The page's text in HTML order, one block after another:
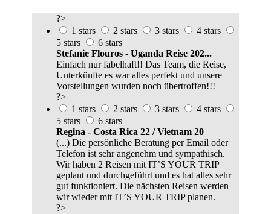
?>
1 stars
2 stars 3 stars
4 stars
5 stars
6 stars
Stefanie Flouros - Uganda Reise 202...
Einfach nur fabelhaft!! Das Team, die Reise,
Unterkünfte es war alles perfekt und unsere
Vorstellungen wurden noch übertroffen!!!
?>
1 stars
2 stars 3 stars
4 stars
5 stars
6 stars
Regina - Costa Rica 22 / Vietnam 20
(...) Die persönliche Beratung per Email oder
Telefon ist sehr angenehm und sympathisch.
Wir haben 2 Reisen mit IT’S YOUR TRIP
geplant und durchgeführt und es hat alles sehr
gut funktioniert. Die nächsten Reisen werden
wir wieder mit IT’S YOUR TRIP planen.
?>